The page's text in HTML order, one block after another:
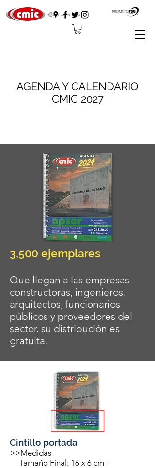
AGENDA Y CALENDARIO
CMIC 2027
3,500 ejemplares
Que llegan a las empresas
constructoras, ingenieros,
arquitectos, funcionarios
públicos y proveedores del
sector. su distribución es
gratuita.
Cintillo portada
>>Medidas
Tamaño Final: 16 x 6 cm+